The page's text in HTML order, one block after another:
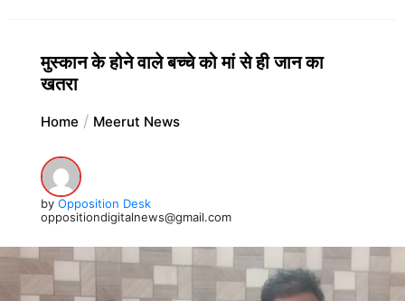
मुस्कान के होने वाले बच्चे को मां से ही जान का
खतरा
Home Meerut News
by Opposition Desk
oppositiondigitalnews@gmail.com